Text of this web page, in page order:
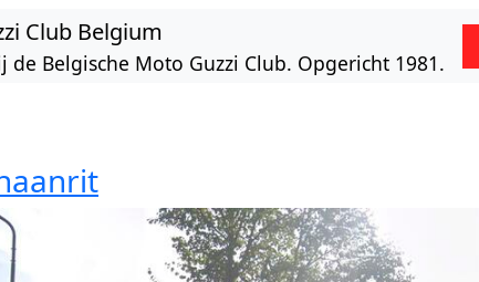
Club Belgium
de Belgische Moto Guzzi Club. Opgericht 1981.